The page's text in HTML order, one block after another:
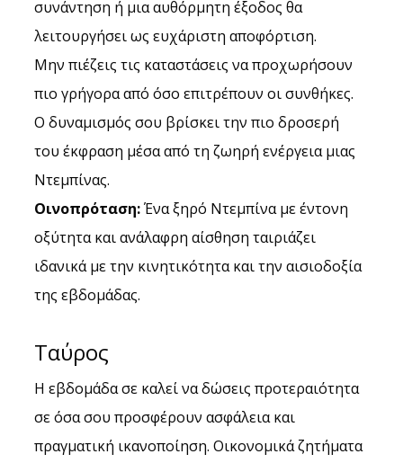
συνάντηση ή μια αυθόρμητη έξοδος θα
λειτουργήσει ως ευχάριστη αποφόρτιση.
Μην πιέζεις τις καταστάσεις να προχωρήσουν
πιο γρήγορα από όσο επιτρέπουν οι συνθήκες.
Ο δυναμισμός σου βρίσκει την πιο δροσερή
του έκφραση μέσα από τη ζωηρή ενέργεια μιας
Ντεμπίνας.
Οινοπρόταση: Ένα ξηρό Ντεμπίνα με έντονη
οξύτητα και ανάλαφρη αίσθηση ταιριάζει
ιδανικά με την κινητικότητα και την αισιοδοξία
της εβδομάδας.
Ταύρος
Η εβδομάδα σε καλεί να δώσεις προτεραιότητα
σε όσα σου προσφέρουν ασφάλεια και
πραγματική ικανοποίηση. Οικονομικά ζητήματα